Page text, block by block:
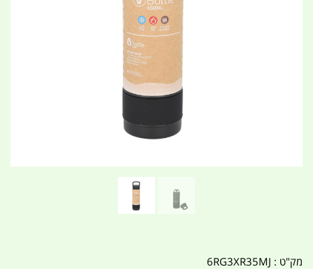
מק"ט : 6RG3XR35MJ